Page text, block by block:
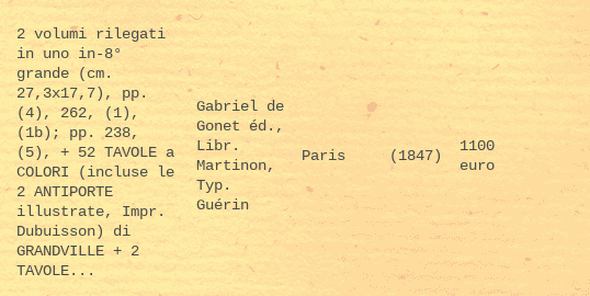
2 volumi rilegati
in uno in-8°
grande (cm.
27,3x17,7), pp.
(4), 262, (1),
(1b); pp. 238,
(5), + 52 TAVOLE a
COLORI (incluse le
2 ANTIPORTE
illustrate, Impr.
Dubuisson) di
GRANDVILLE + 2
TAVOLE...
Gabriel de
Gonet éd.,
Libr.
Martinon,
Typ.
Guérin
Paris (1847)
1100
euro